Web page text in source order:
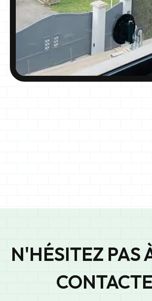
N'HÉSITEZ PAS